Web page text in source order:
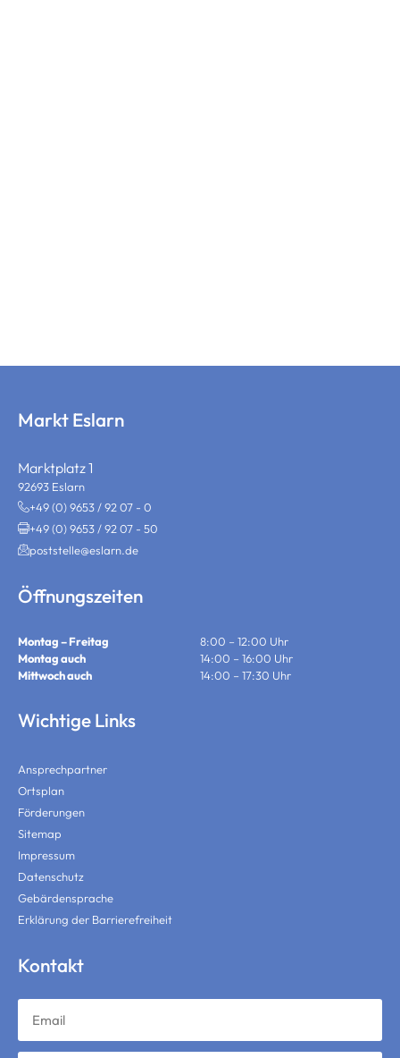
Markt Eslarn
Marktplatz 1
92693 Eslarn
+49 (0) 9653 / 92 07 - 0
+49 (0) 9653 / 92 07 - 50
poststelle@eslarn.de
Öffnungszeiten
Montag – Freitag
8:00 – 12:00 Uhr
Montag auch
14:00 – 16:00 Uhr
Mittwoch auch
14:00 – 17:30 Uhr
Wichtige Links
Ansprechpartner
Ortsplan
Förderungen
Sitemap
Impressum
Datenschutz
Gebärdensprache
Erklärung der Barrierefreiheit
Kontakt